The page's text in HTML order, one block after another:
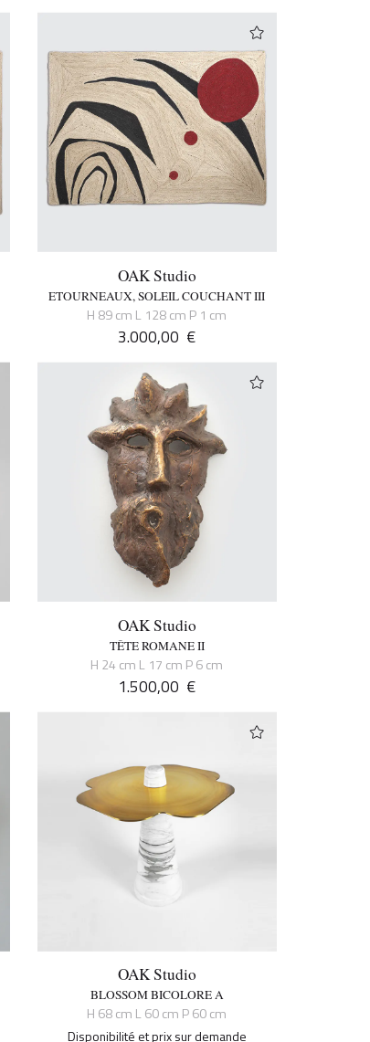
OAK Studio
ETOURNEAUX, SOLEIL COUCHANT III
H 89 cm L 128 cm P 1 cm
3.000,00 €
OAK Studio
TÊTE ROMANE II
H 24 cm L 17 cm P 6 cm
1.500,00 €
OAK Studio
BLOSSOM BICOLORE A
H 68 cm L 60 cm P 60 cm
Disponibilité et prix sur demande